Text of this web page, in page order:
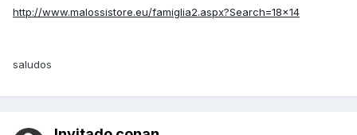
http://www.malossistore.eu/famiglia2.aspx?Search=18x14
saludos